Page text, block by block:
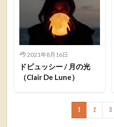
2021年8月16日
ドビュッシー / 月の光
（Clair De Lune）
1 2 3